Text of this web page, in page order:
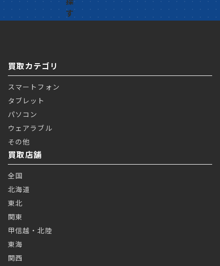
買取カテゴリ
スマートフォン
タブレット
パソコン
ウェアラブル
その他
買取店舗
全国
北海道
東北
関東
甲信越・北陸
東海
関西